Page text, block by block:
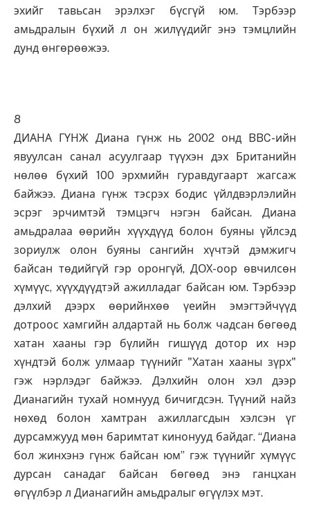
эхийг тавьсан эрэлхэг бүсгүй юм. Тэрбээр
амьдралын бүхий л он жилүүдийг энэ тэмцлийн
дунд өнгөрөөжээ.
8
ДИАНА ГҮНЖ Диана гүнж нь 2002 онд BBC-ийн
явуулсан санал асуулгаар түүхэн дэх Британийн
нөлөө бүхий 100 эрхмийн гуравдугаарт жагсаж
байжээ. Диана гүнж тэсрэх бодис үйлдвэрлэлийн
эсрэг эрчимтэй тэмцэгч нэгэн байсан. Диана
амьдралаа өөрийн хүүхдүүд болон буяны үйлсэд
зориулж олон буяны сангийн хүчтэй дэмжигч
байсан төдийгүй гэр оронгүй, ДОХ-оор өвчилсөн
хүмүүс, хүүхдүүдтэй ажилладаг байсан юм. Тэрбээр
дэлхий дээрх өөрийнхөө үеийн эмэгтэйчүүд
дотроос хамгийн алдартай нь болж чадсан бөгөөд
хатан хааны гэр бүлийн гишүүд дотор их нэр
хүндтэй болж улмаар түүнийг "Хатан хааны зүрх"
гэж нэрлэдэг байжээ. Дэлхийн олон хэл дээр
Дианагийн тухай номнууд бичигдсэн. Түүний найз
нөхөд болон хамтран ажиллагсдын хэлсэн үг
дурсамжууд мөн баримтат кинонууд байдаг. “Диана
бол жинхэнэ гүнж байсан юм” гэж түүнийг хүмүүс
дурсан санадаг байсан бөгөөд энэ ганцхан
өгүүлбэр л Дианагийн амьдралыг өгүүлэх мэт.